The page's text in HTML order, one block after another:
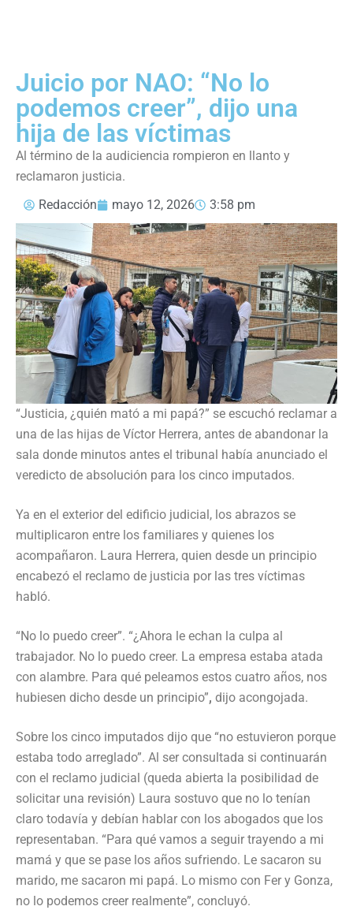
Juicio por NAO: “No lo
podemos creer”, dijo una
hija de las víctimas
Al término de la audiciencia rompieron en llanto y
reclamaron justicia.
Redacción
mayo 12, 2026 3:58 pm
“Justicia, ¿quién mató a mi papá?” se escuchó reclamar a
una de las hijas de Víctor Herrera, antes de abandonar la
sala donde minutos antes el tribunal había anunciado el
veredicto de absolución para los cinco imputados.
Ya en el exterior del edificio judicial, los abrazos se
multiplicaron entre los familiares y quienes los
acompañaron. Laura Herrera, quien desde un principio
encabezó el reclamo de justicia por las tres víctimas
habló.
“No lo puedo creer”. “¿Ahora le echan la culpa al
trabajador. No lo puedo creer. La empresa estaba atada
con alambre. Para qué peleamos estos cuatro años, nos
hubiesen dicho desde un principio”, dijo acongojada.
Sobre los cinco imputados dijo que “no estuvieron porque
estaba todo arreglado”. Al ser consultada si continuarán
con el reclamo judicial (queda abierta la posibilidad de
solicitar una revisión) Laura sostuvo que no lo tenían
claro todavía y debían hablar con los abogados que los
representaban. “Para qué vamos a seguir trayendo a mi
mamá y que se pase los años sufriendo. Le sacaron su
marido, me sacaron mi papá. Lo mismo con Fer y Gonza,
no lo podemos creer realmente”, concluyó.